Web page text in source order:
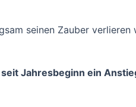
seinen Zauber
seit Jahresbeginn ein